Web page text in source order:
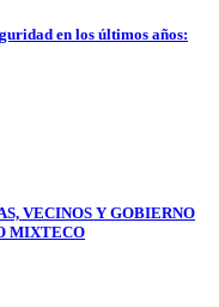
en los últimos años:
VECINOS Y GOBIERNO
MIXTECO